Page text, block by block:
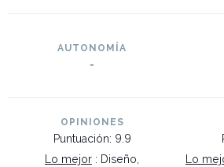
AUTONOMÍA
-
OPINIONES
Puntuación: 9.9
Lo mejor : Diseño,
Lo